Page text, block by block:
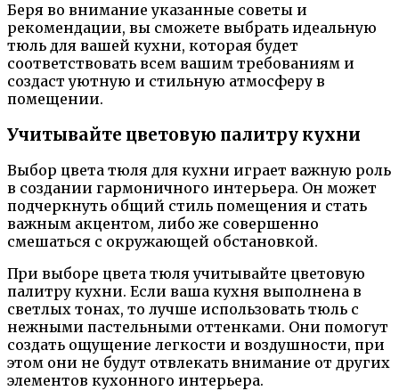
Беря во внимание указанные советы и
рекомендации, вы сможете выбрать идеальную
тюль для вашей кухни, которая будет
соответствовать всем вашим требованиям и
создаст уютную и стильную атмосферу в
помещении.
Учитывайте цветовую палитру кухни
Выбор цвета тюля для кухни играет важную роль
в создании гармоничного интерьера. Он может
подчеркнуть общий стиль помещения и стать
важным акцентом, либо же совершенно
смешаться с окружающей обстановкой.
При выборе цвета тюля учитывайте цветовую
палитру кухни. Если ваша кухня выполнена в
светлых тонах, то лучше использовать тюль с
нежными пастельными оттенками. Они помогут
создать ощущение легкости и воздушности, при
этом они не будут отвлекать внимание от других
элементов кухонного интерьера.